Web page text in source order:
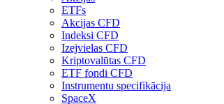
ETFs
Akcijas CFD
Indeksi CFD
Izejvielas CFD
Kriptovalūtas CFD
ETF fondi CFD
Instrumentu specifikācija
SpaceX